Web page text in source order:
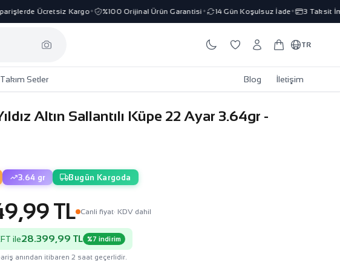
Ücretsiz Kargo✦ %100 Orijinal Ürün Garantisi✦ 14 Gün Koşulsuz İade ✦ 3 Taksit
TR
Takım Setler Blog İletişim
Altın Sallantılı Küpe 22 Ayar 3.64gr -
3.64 gr Bugün Kargoda
TL Canli fiyat· KDV dahil
ile28.399,99 TL %7 indirim
anından itibaren 2 saat geçerlidir.